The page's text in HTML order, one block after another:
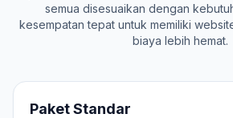
semua disesuaikan dengan
kesempatan tepat untuk memiliki
biaya lebih hemat.
Paket Standar